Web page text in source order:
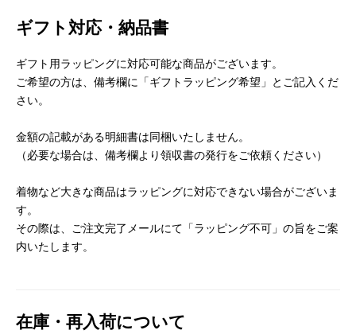
ギフト対応・納品書
ギフト用ラッピングに対応可能な商品がございます。
ご希望の方は、備考欄に「ギフトラッピング希望」とご記入くだ
さい。
金額の記載がある明細書は同梱いたしません。
（必要な場合は、備考欄より領収書の発行をご依頼ください）
着物など大きな商品はラッピングに対応できない場合がございま
す。
その際は、ご注文完了メールにて「ラッピング不可」の旨をご案
内いたします。
在庫・再入荷について